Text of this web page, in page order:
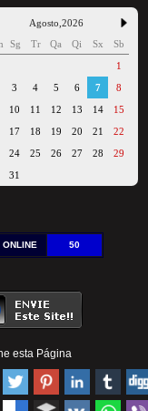
Agosto 2026
Sg Tr Qa Qi Sx
Sb
1
3 4 5 6 7
8
10 11 12 13 14
15
17 18 19 20 21
22
24 25 26 27 28
29
31
ONLINE 50
esta Página